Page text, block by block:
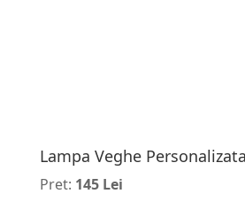
Lampa Veghe
Pret: 145 Lei